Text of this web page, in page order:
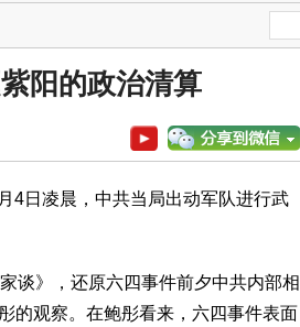
阳的政治清算
日凌晨，中共当局出动军队进行武
》，还原六四事件前夕中共内部相
的观察。在鲍彤看来，六四事件表面